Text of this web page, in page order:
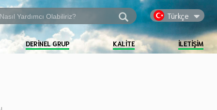
Türkçe
DERINEL GRUP KALITE İLETIŞIM